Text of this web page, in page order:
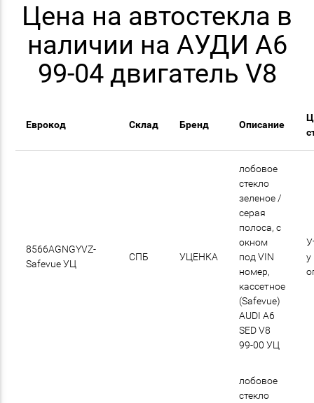
Цена на автостекла в
наличии на АУДИ A6
99-04 двигатель V8
Еврокод Склад Бренд Описание
8566AGNGYVZ-
Safevue УЦ
СПБ УЦЕНКА
лобовое
стекло
зеленое /
cерая
полоса, с
окном
под VIN
номер,
кассетное
(Safevue)
AUDI A6
SED V8
99-00 УЦ
у
лобовое
стекло